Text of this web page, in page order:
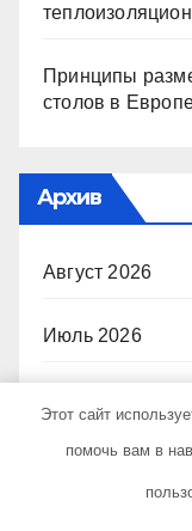
Принципы
столов в
Архив
Август 2026
Июль 2026
Май 2026
Этот сайт
помочь вам в